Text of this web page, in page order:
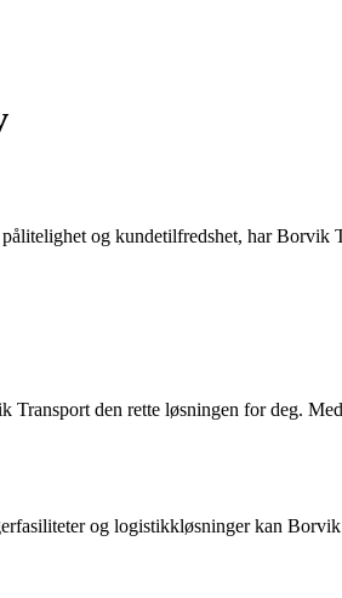
og kundetilfredshet, har Borvik
den rette løsningen for deg.
og logistikkløsninger kan